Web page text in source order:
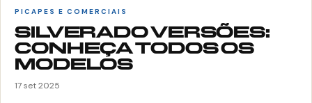
PICAPES E COMERCIAIS
SILVERADO VERSÕES:
CONHEÇA TODOS OS
MODELOS
17 set 2025